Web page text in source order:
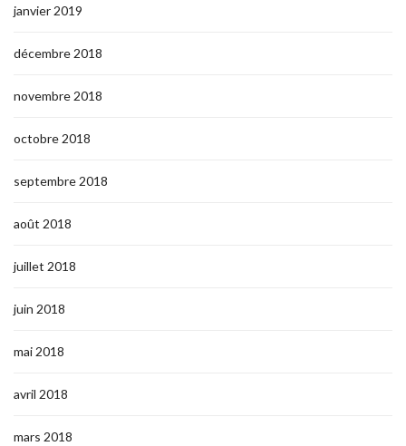
janvier 2019
décembre 2018
novembre 2018
octobre 2018
septembre 2018
août 2018
juillet 2018
juin 2018
mai 2018
avril 2018
mars 2018